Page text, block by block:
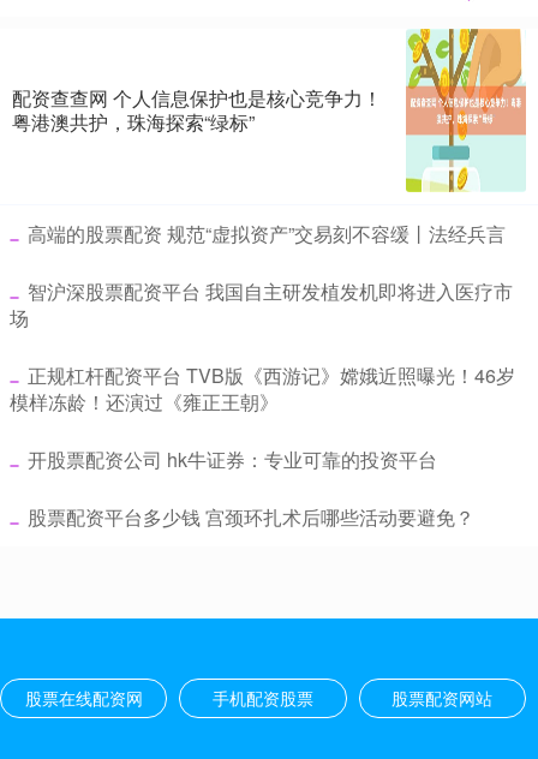
配资查查网 个人信息保护也是核心竞争力！
粤港澳共护，珠海探索“绿标”
​高端的股票配资 规范“虚拟资产”交易刻不容缓丨法经兵言
​智沪深股票配资平台 我国自主研发植发机即将进入医疗市
场
​正规杠杆配资平台 TVB版《西游记》嫦娥近照曝光！46岁
模样冻龄！还演过《雍正王朝》
​开股票配资公司 hk牛证券：专业可靠的投资平台
​股票配资平台多少钱 宫颈环扎术后哪些活动要避免？
股票在线配资网 手机配资股票 股票配资网站